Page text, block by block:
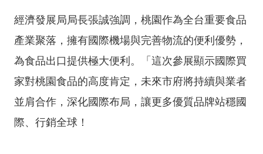
資
料
開
放
宣
告
經濟發展局局長張誠強調，桃園作為全台重要食品
產業聚落，擁有國際機場與完善物流的便利優勢，
為食品出口提供極大便利。「這次參展顯示國際買
家對桃園食品的高度肯定，未來市府將持續與業者
並肩合作，深化國際布局，讓更多優質品牌站穩國
際、行銷全球！